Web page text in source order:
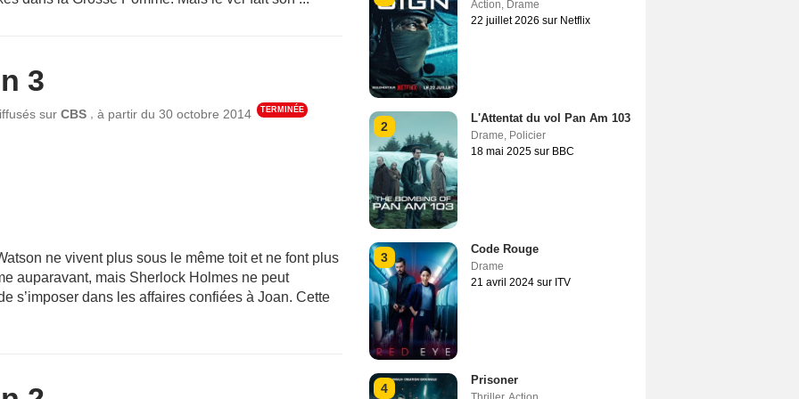
3
sur CBS à partir du 30 octobre 2014 TERMINÉE
ne vivent plus sous le même toit et ne font plus
auparavant, mais Sherlock Holmes ne peut
s’imposer dans les affaires confiées à Joan. Cette
Action, Drame
22 juillet 2026 sur Netflix
2
L'Attentat du vol Pan Am 103
Drame, Policier
18 mai 2025 sur BBC
3
Code Rouge
Drame
21 avril 2024 sur ITV
4
Prisoner